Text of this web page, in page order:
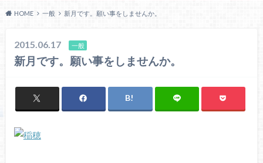
HOME 一般 新月です。願い事をしませんか。
2015.06.17 一般
新月です。願い事をしませんか。